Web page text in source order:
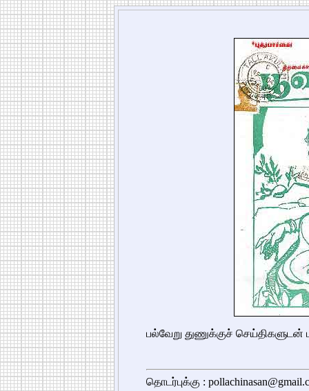
பல்வேறு துணுக்குச் செய்திகளுடன்
தொடர்புக்கு :